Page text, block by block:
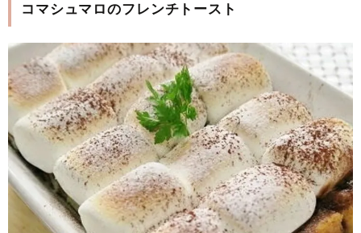
コマシュマロのフレンチトースト